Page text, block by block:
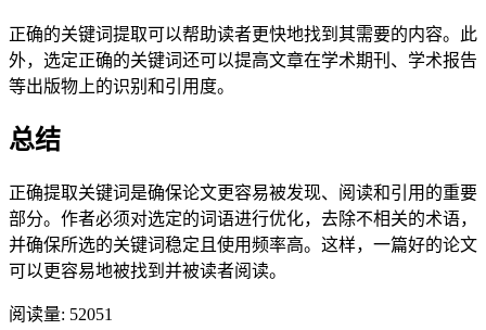
正确的关键词提取可以帮助读者更快地找到其需要的内容。此
外，选定正确的关键词还可以提高文章在学术期刊、学术报告
等出版物上的识别和引用度。
总结
正确提取关键词是确保论文更容易被发现、阅读和引用的重要
部分。作者必须对选定的词语进行优化，去除不相关的术语，
并确保所选的关键词稳定且使用频率高。这样，一篇好的论文
可以更容易地被找到并被读者阅读。
阅读量: 52051